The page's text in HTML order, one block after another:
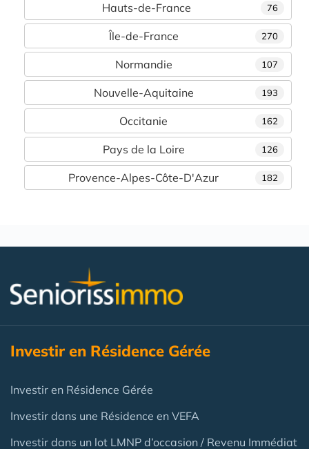
76
Hauts-de-France
270
Île-de-France
107
Normandie
193
Nouvelle-Aquitaine
162
Occitanie
126
Pays de la Loire
182
Provence-Alpes-Côte-D'Azur
Investir en Résidence Gérée
Investir en Résidence Gérée
Investir dans une Résidence en VEFA
Investir dans un lot LMNP d’occasion / Revenu Immédiat